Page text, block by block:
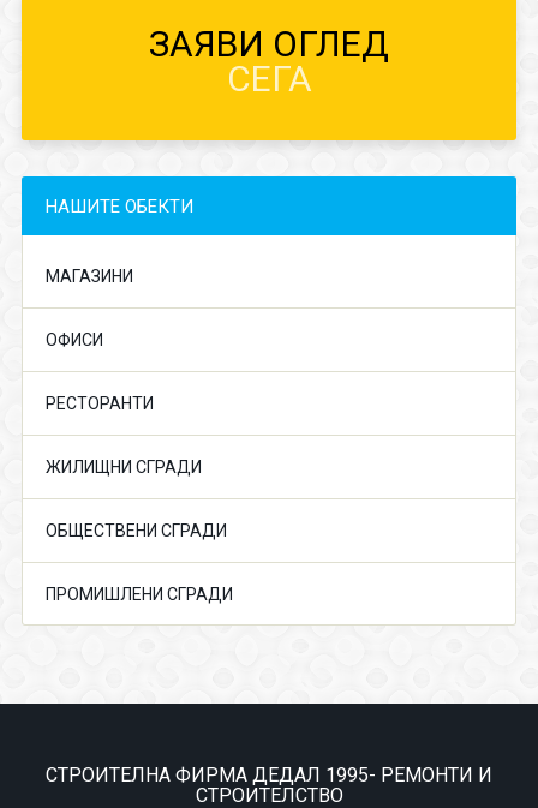
ЗАЯВИ ОГЛЕД
СЕГА
НАШИТЕ ОБЕКТИ
МАГАЗИНИ
ОФИСИ
РЕСТОРАНТИ
ЖИЛИЩНИ СГРАДИ
ОБЩЕСТВЕНИ СГРАДИ
ПРОМИШЛЕНИ СГРАДИ
СТРОИТЕЛНА ФИРМА ДЕДАЛ 1995- РЕМОНТИ И
СТРОИТЕЛСТВО